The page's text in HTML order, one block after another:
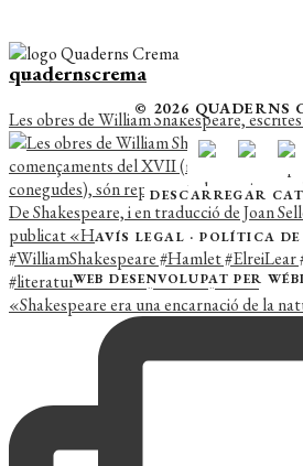
quadernscrema
Les obres de William Shakespeare,
«Shakespeare era una encarnació de la
© 2026 QUADERNS
DESCARREGAR
AVÍS LEGAL ·POLÍTICA
WEB DESENVOLUPAT PER